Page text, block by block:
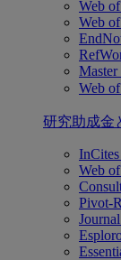
Web
Web
Web
研究助成金
Web
Pivot-